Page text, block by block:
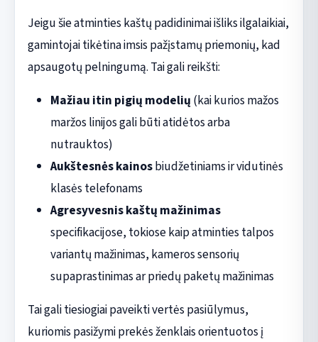
Jeigu šie atminties kaštų padidinimai išliks ilgalaikiai,
gamintojai tikėtina imsis pažįstamų priemonių, kad
apsaugotų pelningumą. Tai gali reikšti:
Mažiau itin pigių modelių (kai kurios mažos
maržos linijos gali būti atidėtos arba
nutrauktos)
Aukštesnės kainosbiudžetiniams ir vidutinės
klasės telefonams
Agresyvesnis kaštų mažinimas
specifikacijose, tokiose kaip atminties talpos
variantų mažinimas, kameros sensorių
supaprastinimas ar priedų paketų mažinimas
Tai gali tiesiogiai paveikti vertės pasiūlymus,
kuriomis pasižymi prekės ženklais orientuotos į